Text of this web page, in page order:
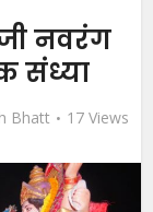
नवरंग
संध्या
Bhatt 17 Views